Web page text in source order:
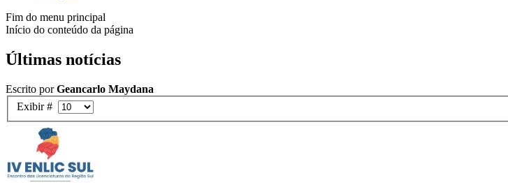
Fim do menu principal
Início do conteúdo da página
Últimas notícias
Escrito porGeancarlo Maydana
Exibir #